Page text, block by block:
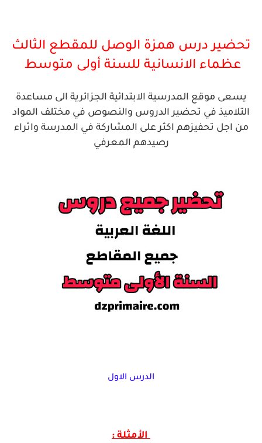
تحضير درس همزة الوصل للمقطع الثالث
عظماء الانسانية للسنة أولى متوسط
يسعى موقع المدرسية الابتدائية الجزائرية الى مساعدة
التلاميذ في تحضير الدروس والنصوص في مختلف المواد
من اجل تحفيزهم اكثر على المشاركة في المدرسة واثراء
رصيدهم المعرفي
الدرس الاول
الأمثلة :